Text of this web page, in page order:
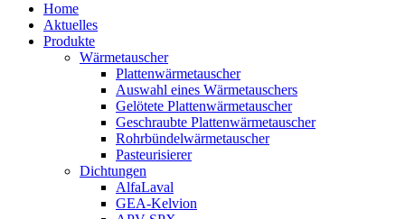
Home
Aktuelles
Produkte
Wärmetauscher
Plattenwärmetauscher
Auswahl eines Wärmetauschers
Gelötete Plattenwärmetauscher
Geschraubte Plattenwärmetauscher
Rohrbündelwärmetauscher
Pasteurisierer
Dichtungen
AlfaLaval
GEA-Kelvion